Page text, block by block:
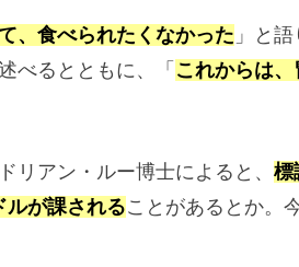
、食べられたくなかった 」と
べるとともに、「 これからは
リアン・ルー博士によると、 標
ルが課されることがあるとか。